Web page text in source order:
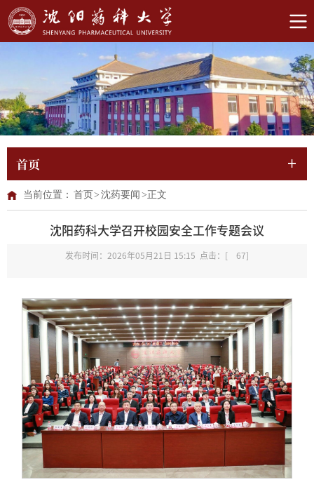
首页
当前位置： 首页 > 沈药要闻 >正文
沈阳药科大学召开校园安全工作专题会议
发布时间：2026年05月21日 15:15 点击：[ 67]